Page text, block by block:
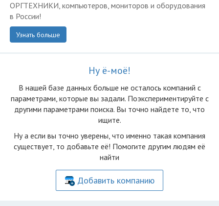
ОРГТЕХНИКИ, компьютеров, мониторов и оборудования
в России!
Узнать больше
Ну ё-моё!
В нашей базе данных больше не осталоcь компаний с
параметрами, которые вы задали. Поэкспериментируйте с
другими параметрами поиска. Вы точно найдете то, что
ищите.
Ну а если вы точно уверены, что именно такая компания
существует, то добавьте её! Помогите другим людям её
найти
Добавить компанию